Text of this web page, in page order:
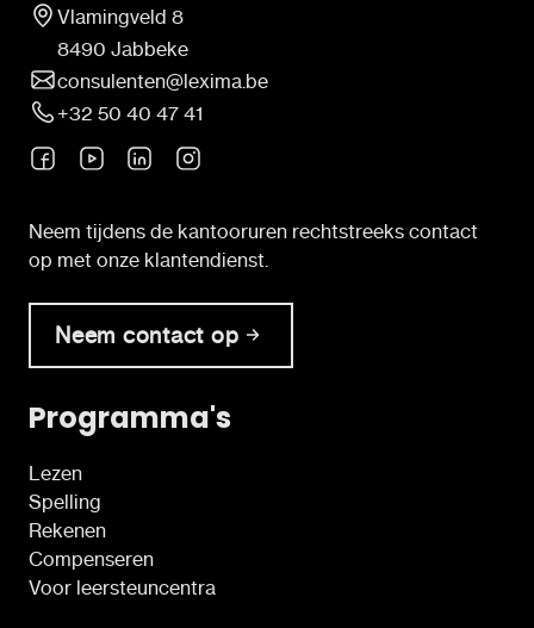
Vlamingveld 8
8490 Jabbeke
consulenten@lexima.be
+32 50 40 47 41
Neem tijdens de kantooruren rechtstreeks contact
op met onze klantendienst.
Neem contact op
Programma's
Lezen
Spelling
Rekenen
Compenseren
Voor leersteuncentra